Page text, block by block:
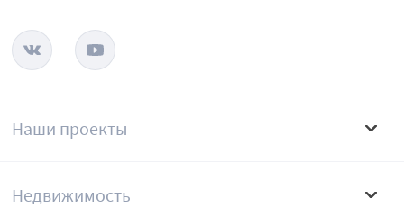
Наши проекты
Недвижимость